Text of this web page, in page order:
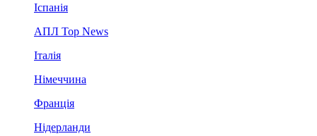
Іспанія
АПЛ Top News
Італія
Німеччина
Франція
Нідерланди